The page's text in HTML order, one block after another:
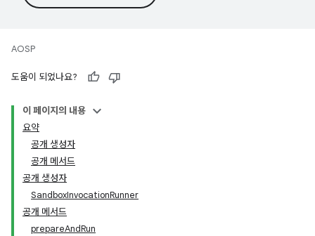
AOSP
도움이 되었나요?
이 페이지의 내용
요약
공개 생성자
공개 메서드
공개 생성자
SandboxInvocationRunner
공개 메서드
prepareAndRun